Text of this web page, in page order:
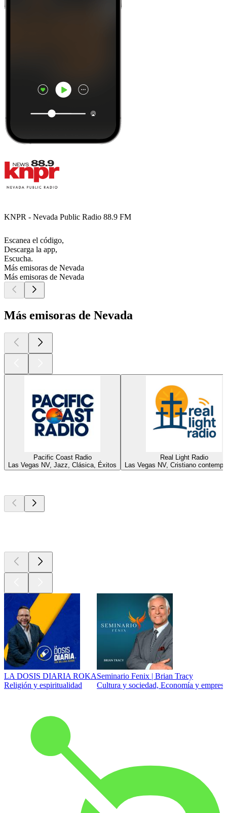
KNPR - Nevada Public Radio 88.9 FM
Escanea el código,
Descarga la app,
Escucha.
Más emisoras de Nevada
Más emisoras de Nevada
Más emisoras de Nevada
Pacific Coast Radio
Las Vegas NV, Jazz, Clásica, Éxitos
Real Light Radio
Las Vegas NV, Cristiano
LA DOSIS DIARIA ROKA
Religión y espiritualidad
Seminario Fenix | Brian Tracy
Cultura y sociedad, Economía y